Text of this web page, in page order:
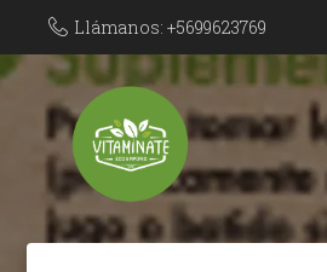
Llámanos: +5699623769